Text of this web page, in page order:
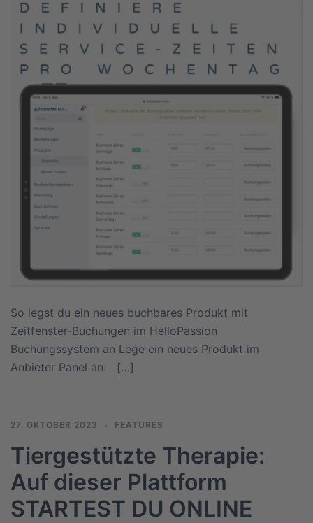
So legst du ein neues buchbares Produkt mit
Zeitfenster-Buchungen im HelloPassion
Buchungssystem an Lege ein neues Produkt im
Anbieter Panel an: […]
27. OKTOBER 2023 FEATURES
Tiergestützte Therapie:
Auf dieser Plattform
STARTEST DU ONLINE